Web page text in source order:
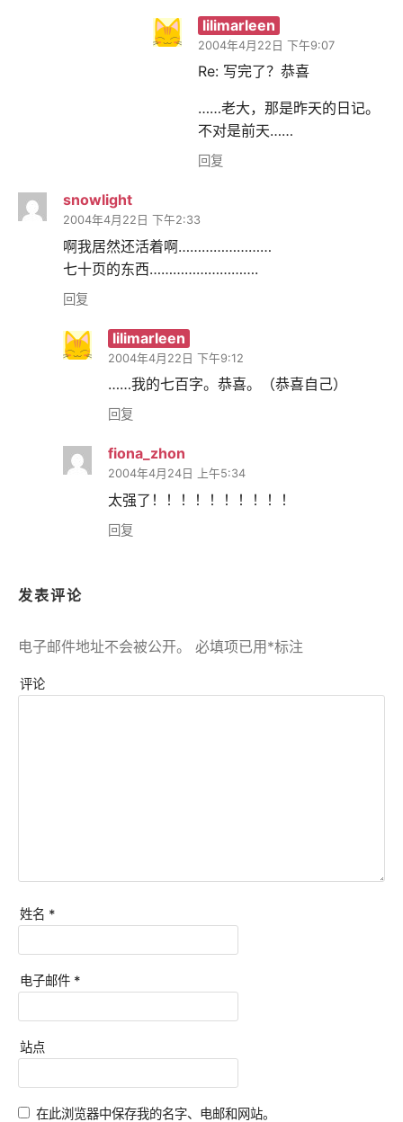
lilimarleen
2004年4月22日 下午9:07
Re: 写完了？恭喜
……老大，那是昨天的日记。
不对是前天……
回复
snowlight
2004年4月22日 下午2:33
啊我居然还活着啊……………………
七十页的东西……………………….
回复
lilimarleen
2004年4月22日 下午9:12
……我的七百字。恭喜。（恭喜自己）
回复
fiona_zhon
2004年4月24日 上午5:34
太强了！！！！！！！！！！
回复
发表评论
电子邮件地址不会被公开。 必填项已用*标注
评论
姓名 *
电子邮件 *
站点
在此浏览器中保存我的名字、电邮和网站。